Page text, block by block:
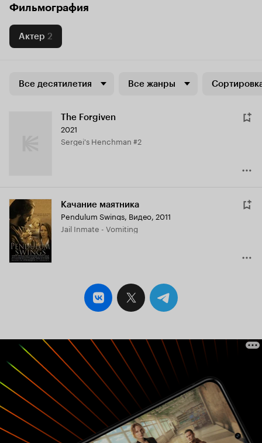
Фильмография
Актер 2
Все десятилетия Все жанры
The Forgiven
2021
Sergei's Henchman #2
Качание маятника
Pendulum Swings, Видео, 2011
Jail Inmate - Vomiting